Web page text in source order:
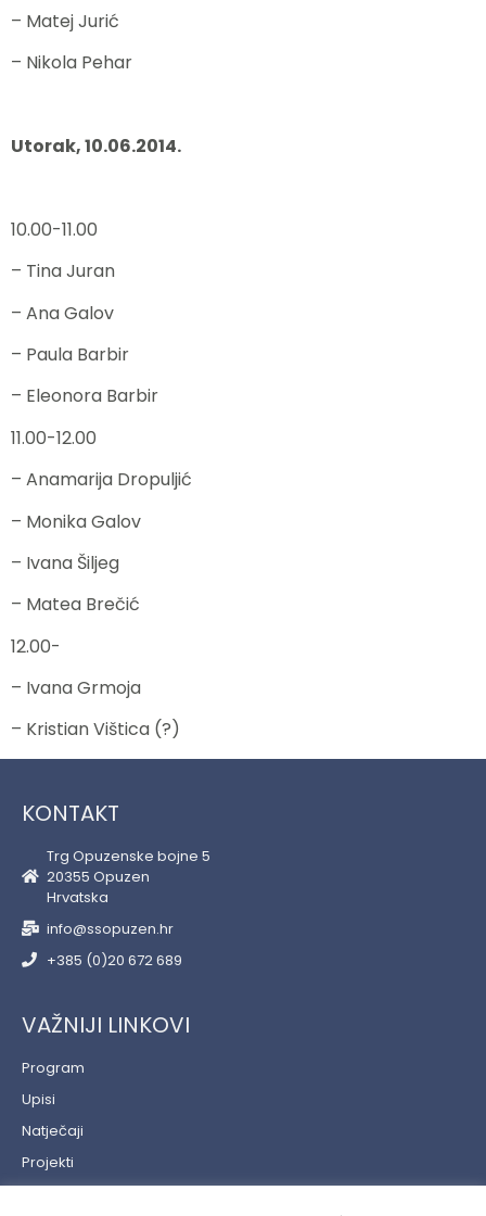
– Matej Jurić
– Nikola Pehar
Utorak, 10.06.2014.
10.00-11.00
– Tina Juran
– Ana Galov
– Paula Barbir
– Eleonora Barbir
11.00-12.00
– Anamarija Dropuljić
– Monika Galov
– Ivana Šiljeg
– Matea Brečić
12.00-
– Ivana Grmoja
– Kristian Vištica (?)
KONTAKT
Trg Opuzenske bojne 5
20355 Opuzen
Hrvatska
info@ssopuzen.hr
+385 (0)20 672 689
VAŽNIJI LINKOVI
Program
Upisi
Natječaji
Projekti